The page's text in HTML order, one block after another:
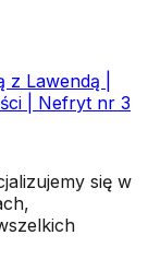
Lawendą |
| Nefryt nr 3
się w